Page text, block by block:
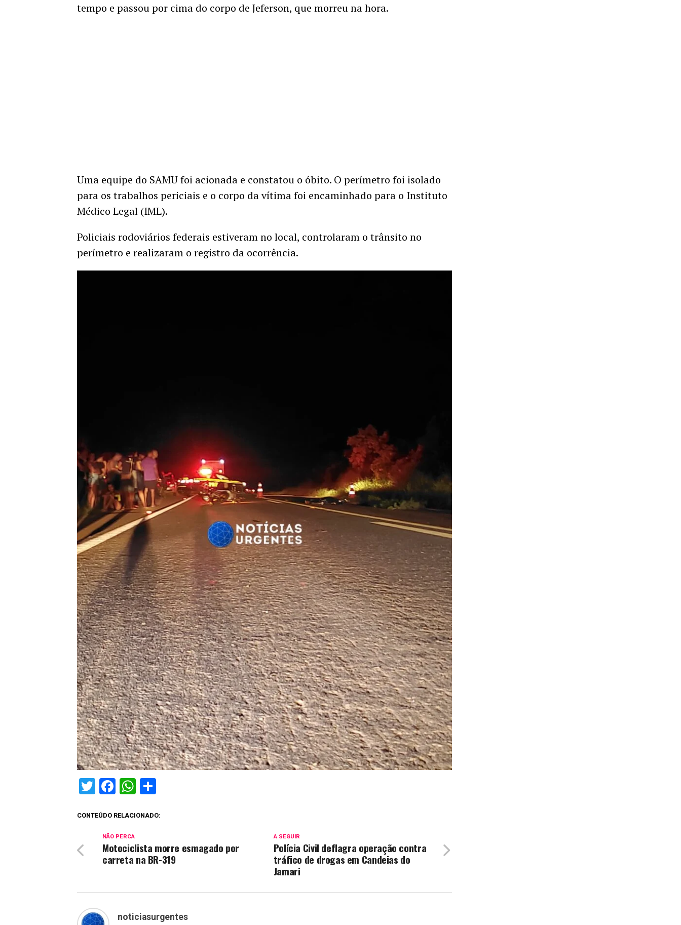
tempo e passou por cima do corpo de Jeferson, que morreu na hora.
Uma equipe do SAMU foi acionada e constatou o óbito. O perímetro foi isolado
para os trabalhos periciais e o corpo da vítima foi encaminhado para o Instituto
Médico Legal (IML).
Policiais rodoviários federais estiveram no local, controlaram o trânsito no
perímetro e realizaram o registro da ocorrência.
Twitter
Facebook
WhatsApp
CONTEÚDO RELACIONADO:
A SEGUIR
Polícia Civil deflagra operação contra
tráfico de drogas em Candeias do
Jamari
NÃO PERCA
Motociclista morre esmagado por
carreta na BR-319
noticiasurgentes